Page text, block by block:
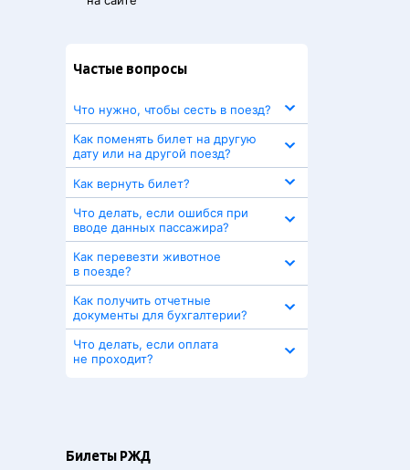
Частые вопросы
Что нужно, чтобы сесть в поезд?
Как поменять билет на другую
дату или на другой поезд?
Как вернуть билет?
Что делать, если ошибся при
вводе данных пассажира?
Как перевезти животное
в поезде?
Как получить отчетные
документы для бухгалтерии?
Что делать, если оплата
не проходит?
Билеты РЖД